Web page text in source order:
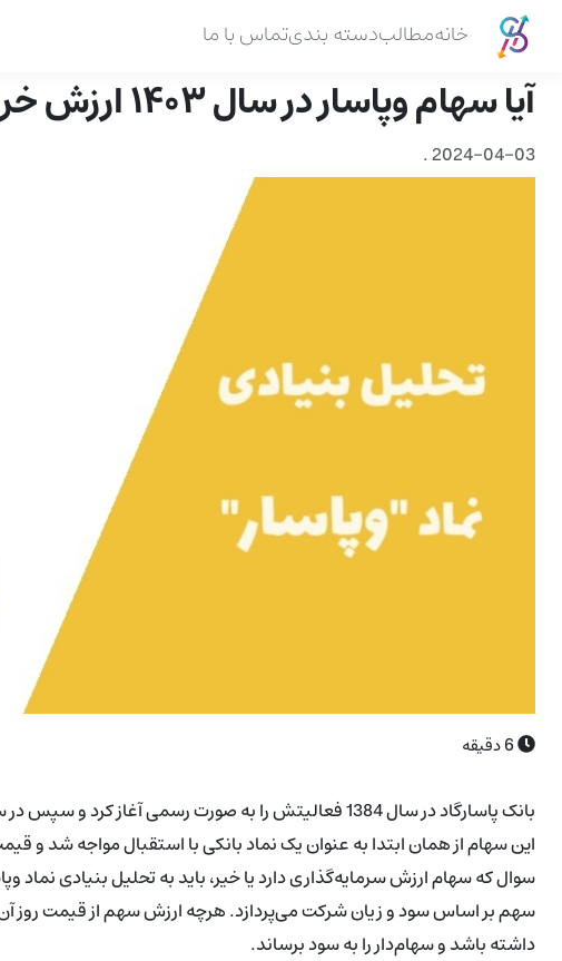
خانهمطالبدسته بندیتماس با ما
آیا سهام وپاسار در سال ۱۴۰۳ ارزش خرید دارد؟
2024-04-03
.
6دقیقه
این سهام از همان ابتدا به عنوان یک نماد بانکی با استقبال مواجه شد و
سوال که سهام ارزش سرمایه‌گذاری دارد یا خیر، باید به تحلیل بنیادی نماد
سهم بر اساس سود و زیان شرکت می‌پردازد. هرچه ارزش سهم از قیمت روز آن
داشته باشد و سهام‌دار را به سود برساند.